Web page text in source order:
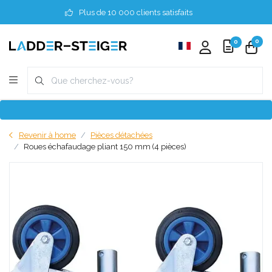
Plus de 10 000 clients satisfaits
0 0
Revenir à home
Pièces détachées
Roues échafaudage pliant 150 mm (4 pièces)